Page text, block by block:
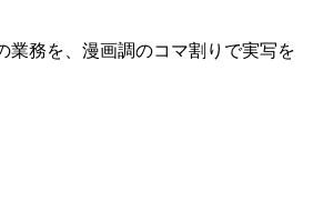
業務を、漫画調のコマ割りで実写を